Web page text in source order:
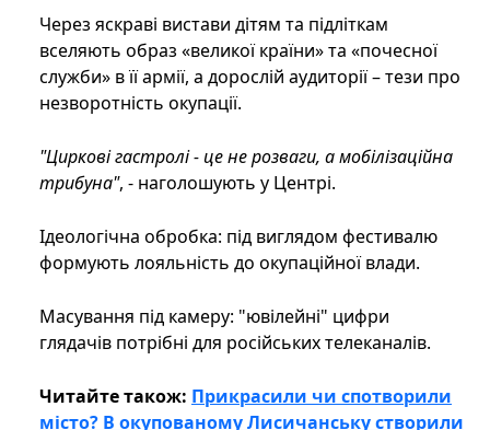
Через яскраві вистави дітям та підліткам
вселяють образ «великої країни» та «почесної
служби» в її армії, а дорослій аудиторії – тези про
незворотність окупації.
"Циркові гастролі - це не розваги, а мобілізаційна
трибуна", - наголошують у Центрі.
Ідеологічна обробка: під виглядом фестивалю
формують лояльність до окупаційної влади.
Масування під камеру: "ювілейні" цифри
глядачів потрібні для російських телеканалів.
Читайте також: Прикрасили чи спотворили
місто? В окупованому Лисичанську створили